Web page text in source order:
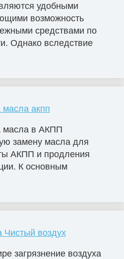
удобными
возможность
средствами по
Однако вследствие
акпп
масла в АКПП
замену масла для
АКПП и продления
К основным
Чистый воздух
загрязнение воздуха